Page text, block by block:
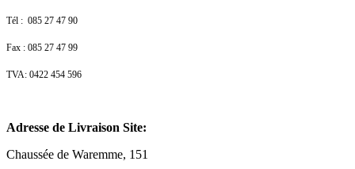
Tél : 085 27 47 90
Fax : 085 27 47 99
TVA: 0422 454 596
Adresse de Livraison Site:
Chaussée de Waremme, 151